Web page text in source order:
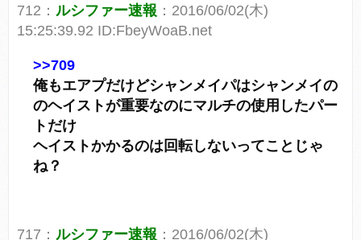
712： ルシファー速報 ：2016/06/02(木)
15:25:39.92 ID:FbeyWoaB.net
>>709
俺もエアプだけどシャンメイパはシャンメイの
のヘイストが重要なのにマルチの使用したパー
トだけ
ヘイストかかるのは回転しないってことじゃ
ね？
717： ルシファー速報 ：2016/06/02(木)